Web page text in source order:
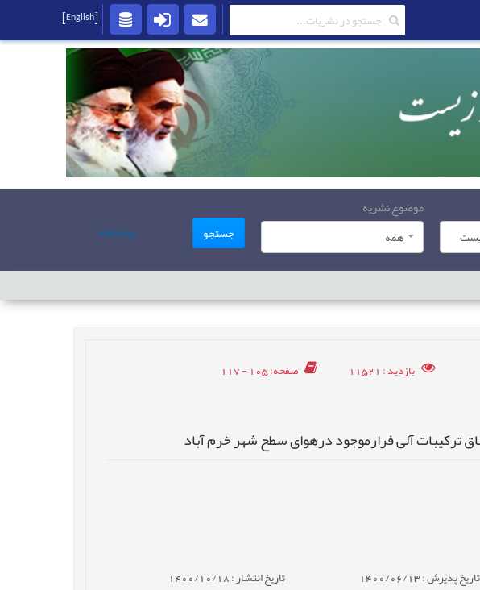
موضوع نشریه
همه
جستجو پیشرفته
بازدید: 11521 صفحه: 105 - 117
ترکیبات آلی فرارموجود درهوای سطح شهر خرم آباد
تاریخ پذیرش : 1400/06/13 تاریخ انتشار : 1400/10/18
[English]